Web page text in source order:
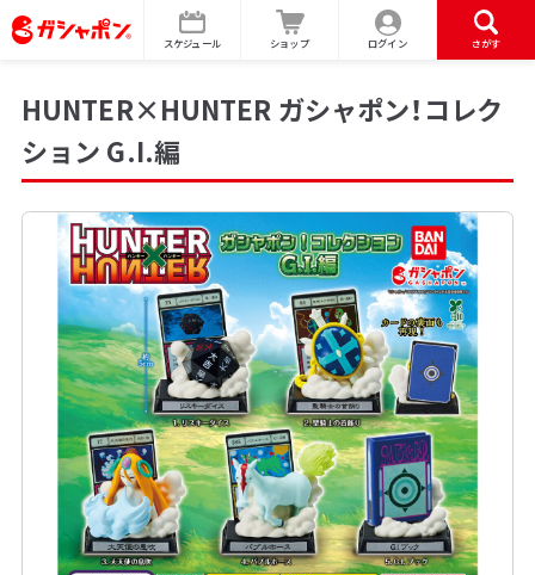
スケジュール ショップ ログイン さがす
HUNTER×HUNTER ガシャポン！コレク
ション G.I.編